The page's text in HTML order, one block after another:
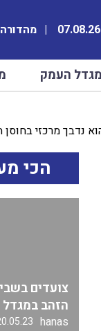
מגדל העמק
נדבך מרכזי בחוסן
הכי
צועדים
הזהב
hanas